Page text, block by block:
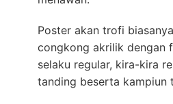
Poster akan trofi
congkong akrilik dengan
selaku regular, kira-kira
tanding beserta kampiun